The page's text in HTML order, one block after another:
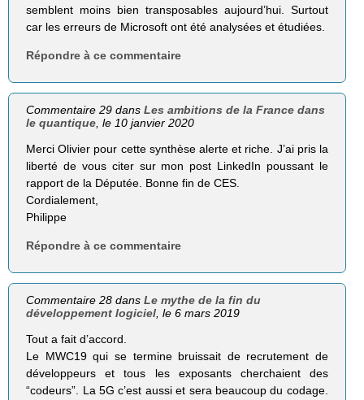
semblent moins bien transposables aujourd’hui. Surtout
car les erreurs de Microsoft ont été analysées et étudiées.
Répondre à ce commentaire
Commentaire 29 dansLes ambitions de la France dans
le quantique , le 10 janvier 2020
Merci Olivier pour cette synthèse alerte et riche. J’ai pris la
liberté de vous citer sur mon post LinkedIn poussant le
rapport de la Députée. Bonne fin de CES.
Cordialement,
Philippe
Répondre à ce commentaire
Commentaire 28 dansLe mythe de la fin du
développement logiciel, le 6 mars 2019
Tout a fait d’accord.
Le MWC19 qui se termine bruissait de recrutement de
développeurs et tous les exposants cherchaient des
“codeurs”. La 5G c’est aussi et sera beaucoup du codage.